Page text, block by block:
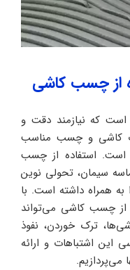
از چسب کاشی
که نیازمند دقت و
کاشی و چسب مناسب
است. استفاده از چسب
سیمان، تحولی نوین
به همراه داشته است. با
از چسب کاشی می‌تواند
ترک خوردن، نفوذ
این اشتباهات و ارائه
می‌پردازیم.